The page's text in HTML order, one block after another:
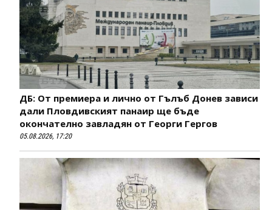
ДБ: От премиера и лично от Гълъб Донев зависи
дали Пловдивският панаир ще бъде
окончателно завладян от Георги Гергов
05.08.2026, 17:20